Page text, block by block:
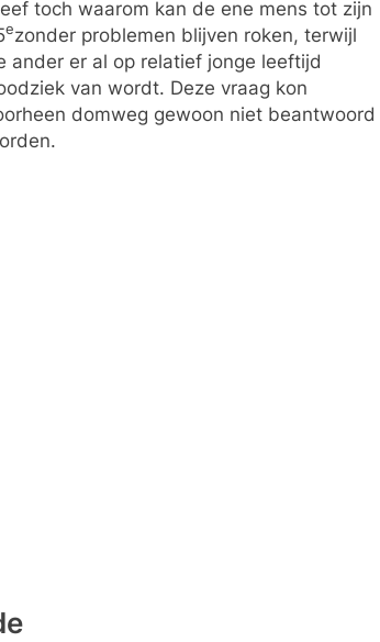
toch waarom kan de ene mens tot zijn
ezonder problemen blijven roken, terwijl
ander er al op relatief jonge leeftijd
van wordt. Deze vraag kon
domweg gewoon niet beantwoord